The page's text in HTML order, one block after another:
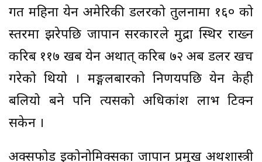
गत महिना येन अमेरिकी डलरको तुलनामा १६० को
स्तरमा झरेपछि जापान सरकारले मुद्रा स्थिर राख्न
करिब ११७ खर्ब येन अर्थात् करिब ७२ अर्ब डलर खर्च
गरेको थियो । मङ्गलबारको निर्णयपछि येन केही
बलियो बने पनि त्यसको अधिकांश लाभ टिक्न
सकेन ।
अक्सफोर्ड इकोनोमिक्सका जापान प्रमुख अर्थशास्त्री